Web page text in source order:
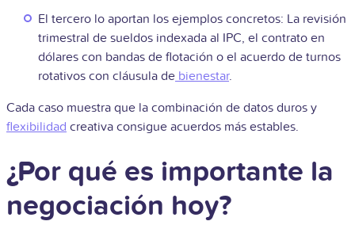
El tercero lo aportan los ejemplos concretos: La revisión
trimestral de sueldos indexada al IPC, el contrato en
dólares con bandas de flotación o el acuerdo de turnos
rotativos con cláusula de bienestar.
Cada caso muestra que la combinación de datos duros y
flexibilidad creativa consigue acuerdos más estables.
¿Por qué es importante la
negociación hoy?